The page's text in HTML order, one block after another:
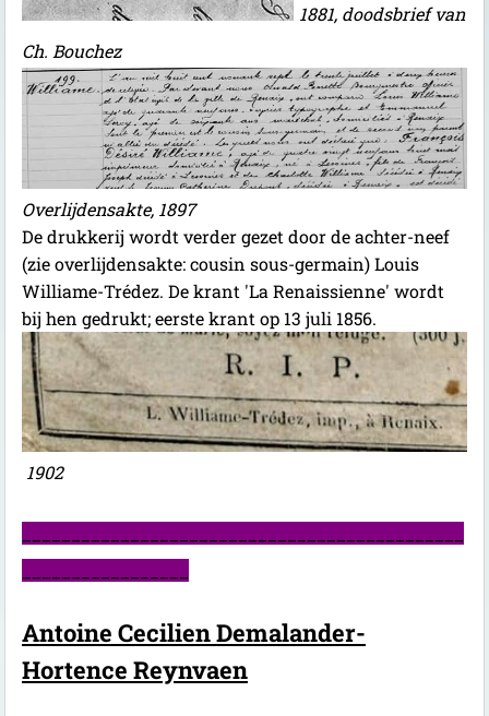
1881, doodsbrief van
Ch. Bouchez
Overlijdensakte, 1897
De drukkerij wordt verder gezet door de achter-neef
(zie overlijdensakte: cousin sous-germain) Louis
Williame-Trédez. De krant 'La Renaissienne' wordt
bij hen gedrukt; eerste krant op 13 juli 1856.
1902
Antoine Cecilien Demalander-
Hortence Reynvaen